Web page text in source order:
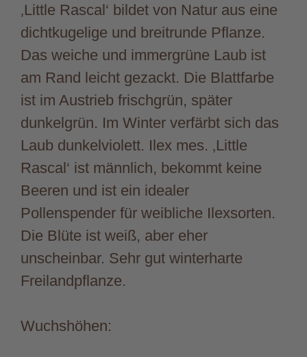
‚Little Rascal‘ bildet von Natur aus eine
dichtkugelige und breitrunde Pflanze.
Das weiche und immergrüne Laub ist
am Rand leicht gezackt. Die Blattfarbe
ist im Austrieb frischgrün, später
dunkelgrün. Im Winter verfärbt sich das
Laub dunkelviolett. Ilex mes. ‚Little
Rascal‘ ist männlich, bekommt keine
Beeren und ist ein idealer
Pollenspender für weibliche Ilexsorten.
Die Blüte ist weiß, aber eher
unscheinbar. Sehr gut winterharte
Freilandpflanze.
Wuchshöhen: